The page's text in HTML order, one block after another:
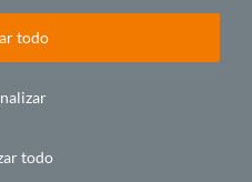
todo
todo